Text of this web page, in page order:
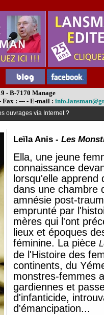
- B-7170 Manage
Fax : --- - E-mail :
ouvrages via Internet ?
Leïla Anis - Les
Ella, une jeune
connaissance
lorsqu'elle apprend
dans une chambre
amnésie post-
emprunté par
mères qui l'ont
lieux et époques
féminine. La pièce
de l'Histoire des
continents, du
monstres-femmes
gardiennes et
d'infanticide,
d'émancipation...